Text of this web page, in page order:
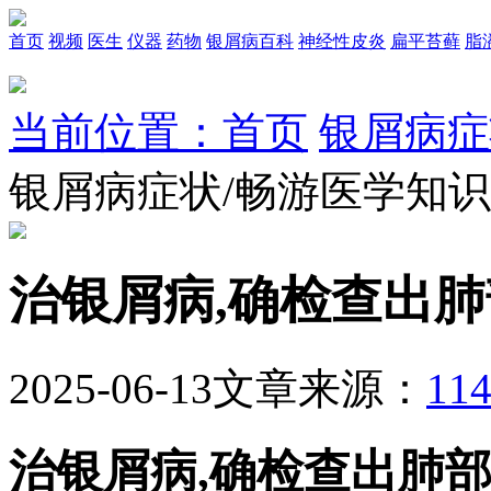
首页 视频 医生 仪器 药物 银屑病百科 神经性皮炎 扁平苔藓 脂
当前位置：首页 银屑病
银屑病症状/畅游医学知
治银屑病,确检查出
2025-06-13文章来源：
治银屑病,确检查出肺